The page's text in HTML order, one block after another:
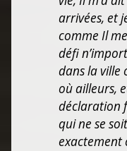
arrivées, et
comme Il
défi
dans la ville
où ailleurs,
déclaration
qui ne se
exactement